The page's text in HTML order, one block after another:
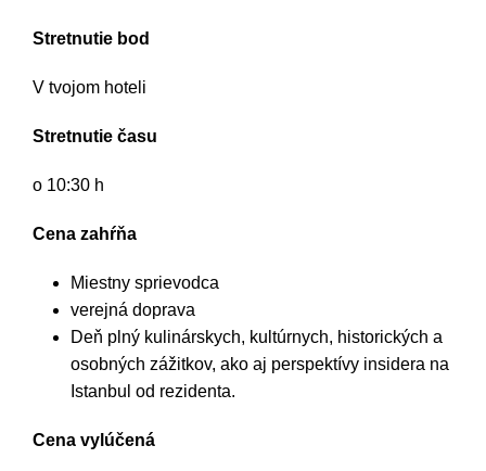
Stretnutie bod
V tvojom hoteli
Stretnutie času
o 10:30 h
Cena zahŕňa
Miestny sprievodca
verejná doprava
Deň plný kulinárskych, kultúrnych, historických a
osobných zážitkov, ako aj perspektívy insidera na
Istanbul od rezidenta.
Cena vylúčená